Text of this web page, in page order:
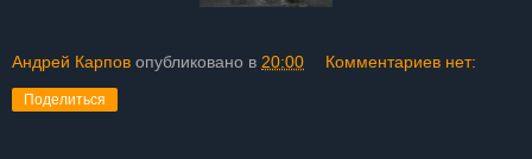
Андрей Карпов опубликовано в 20:00 Комментариев нет:
Поделиться